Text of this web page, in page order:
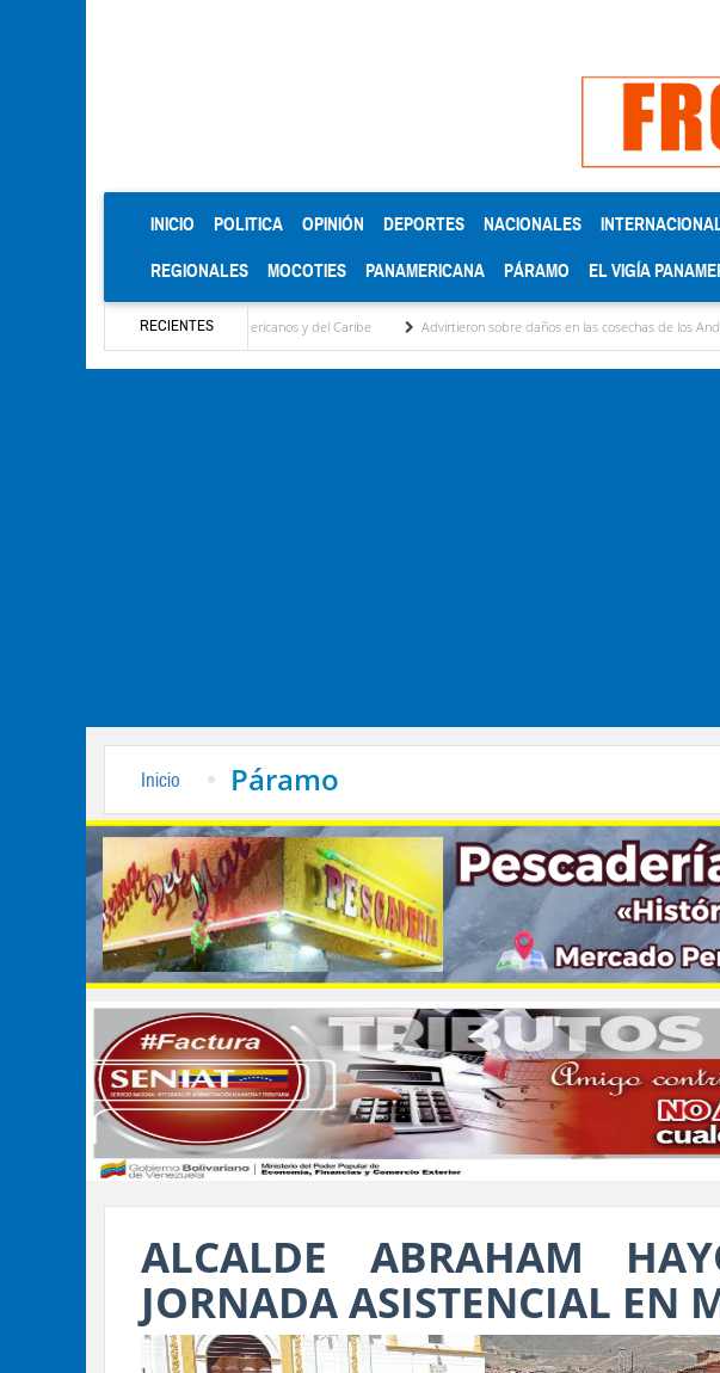
INICIO (CURRENT)
POLITICA OPINIÓN DEPORTES NACIONALES
REGIONALES MOCOTIES PANAMERICANA PÁRAMO EL VIGÍA
RECIENTES
en los Juegos Centroamericanos y del Caribe Advirtieron sobre daños en las cosechas de los Andes ante efectos
Inicio Páramo
ALCALDE ABRAHAM
JORNADA ASISTENCIAL EN